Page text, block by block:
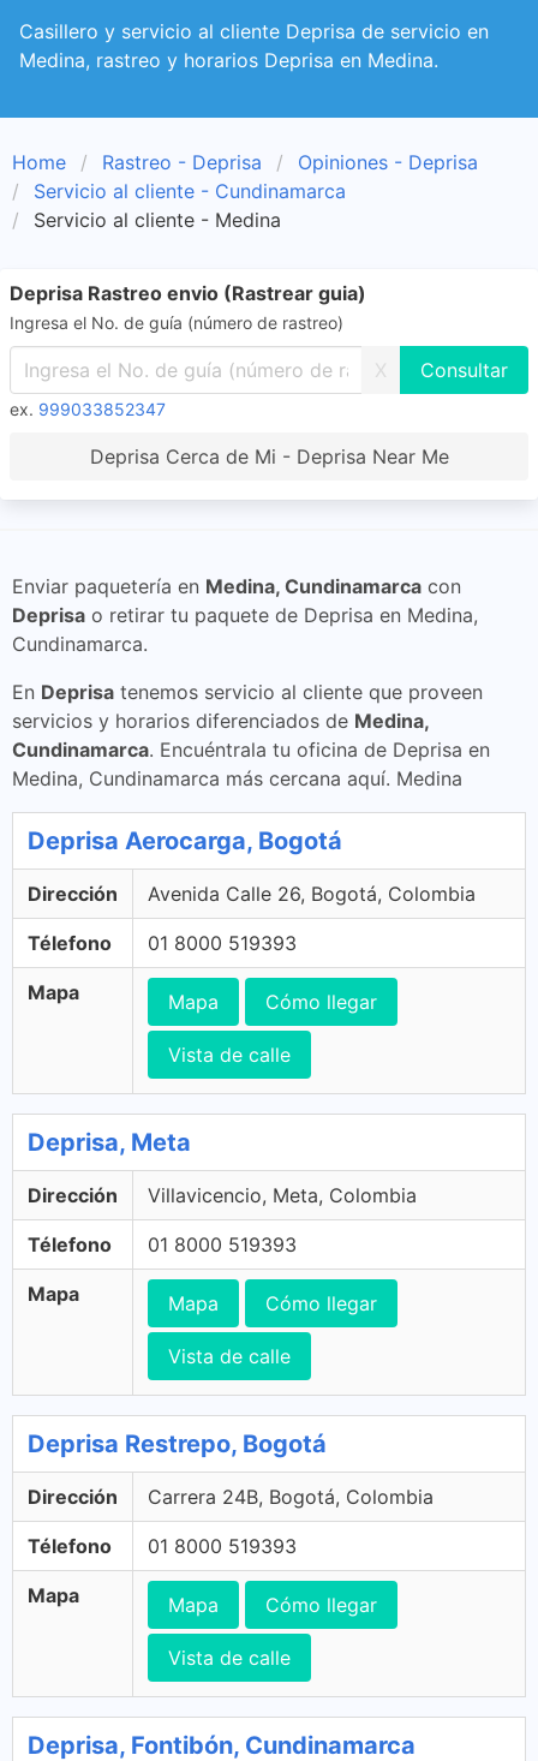
Casillero y servicio al cliente Deprisa de servicio en
Medina, rastreo y horarios Deprisa en Medina.
Home Rastreo - Deprisa
Opiniones - Deprisa
Servicio al cliente - Cundinamarca
Servicio al cliente - Medina
Deprisa Rastreo envio (Rastrear guia)
Ingresa el No. de guía (número de rastreo)
X
ex. 999033852347
Deprisa Cerca de Mi - Deprisa Near Me
Enviar paquetería en Medina, Cundinamarca con
Deprisa o retirar tu paquete de Deprisa en Medina,
Cundinamarca.
En Deprisa tenemos servicio al cliente que proveen
servicios y horarios diferenciados de Medina,
Cundinamarca. Encuéntrala tu oficina de Deprisa en
Medina, Cundinamarca más cercana aquí. Medina
Deprisa Aerocarga, Bogotá
Dirección Avenida Calle 26, Bogotá, Colombia
Télefono 01 8000 519393
Mapa Mapa Cómo llegar
Vista de calle
Deprisa, Meta
Dirección Villavicencio, Meta, Colombia
Télefono 01 8000 519393
Mapa Mapa Cómo llegar
Vista de calle
Deprisa Restrepo, Bogotá
Dirección Carrera 24B, Bogotá, Colombia
Télefono 01 8000 519393
Mapa Mapa Cómo llegar
Vista de calle
Deprisa, Fontibón, Cundinamarca